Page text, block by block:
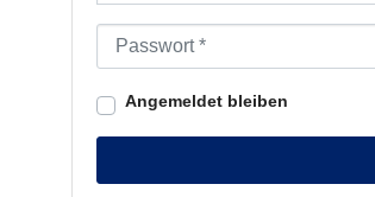
Passwort
Angemeldet bleiben